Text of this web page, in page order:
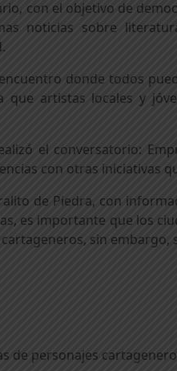
con el objetivo de
noticias sobre
donde todos
artistas locales y
el conversatorio:
con otras iniciativas
de Piedra, con
es importante que los
sin embargo,
de personajes